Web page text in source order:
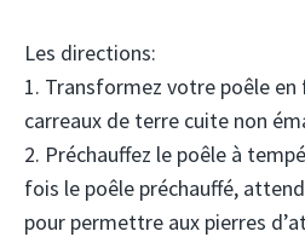
Les directions:
1. Transformez votre poêle en
carreaux de terre cuite non
2. Préchauffez le poêle à
fois le poêle préchauffé,
pour permettre aux pierres